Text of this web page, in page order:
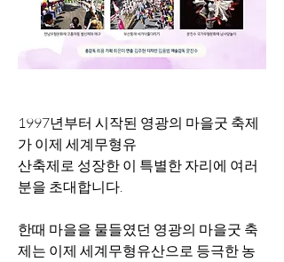
1997년부터 시작된 영광의 마을굿 축제
가 이제 세계무형유
산축제로 성장한 이 특별한 자리에 여러
분을 초대합니다.
한때 마을을 물들였던 영광의 마을굿 축
제는 이제 세계무형유산으로 등극한 농